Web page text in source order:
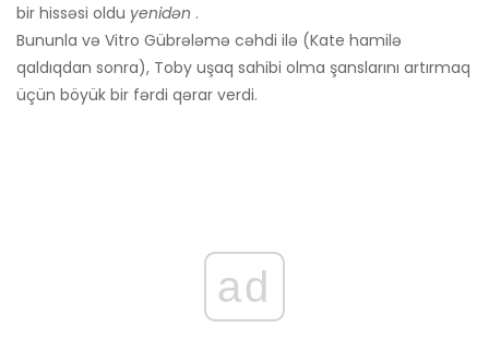
bir hissəsi oldu yenidən .
Bununla və Vitro Gübrələmə cəhdi ilə (Kate hamilə
qaldıqdan sonra), Toby uşaq sahibi olma şanslarını artırmaq
üçün böyük bir fərdi qərar verdi.
ad